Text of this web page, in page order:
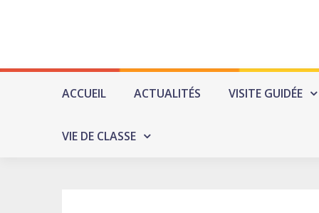
ACCUEIL ACTUALITÉS VISITE GUIDÉE
VIE DE CLASSE